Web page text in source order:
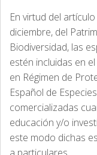
En virtud del
diciembre, del
Biodiversidad, las
estén incluidas en
en Régimen de
Español de
comercializadas
educación y/o
este modo dichas